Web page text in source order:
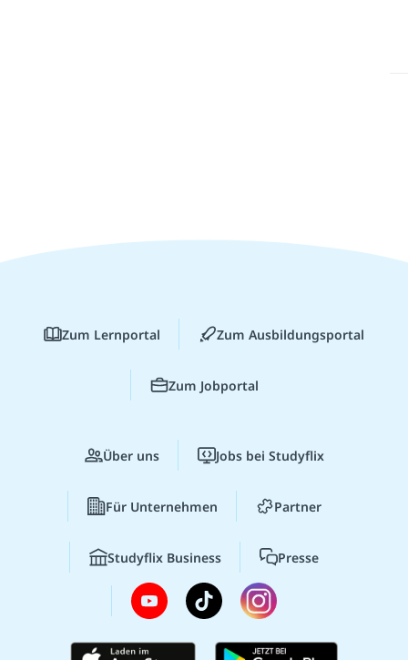
Zum Lernportal Zum Ausbildungsportal
Zum Jobportal
Über uns Jobs bei Studyflix
Für Unternehmen Partner
Studyflix Business Presse